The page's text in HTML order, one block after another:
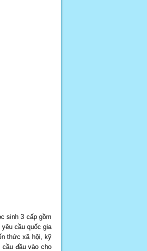
sinh 3 cấp gồm
cầu quốc gia
thức xã hội, kỹ
đầu vào cho